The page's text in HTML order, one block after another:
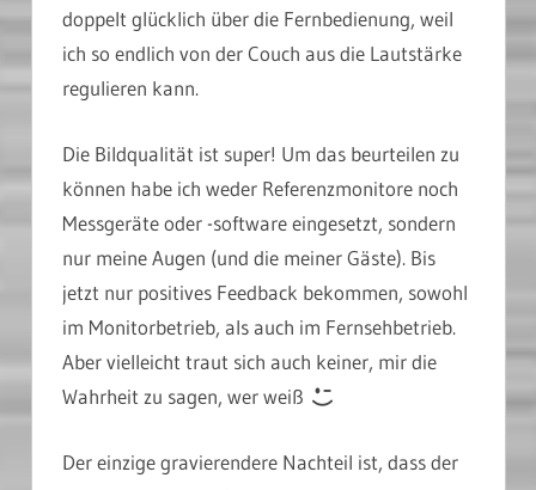
doppelt glücklich über die Fernbedienung, weil
ich so endlich von der Couch aus die Lautstärke
regulieren kann.
Die Bildqualität ist super! Um das beurteilen zu
können habe ich weder Referenzmonitore noch
Messgeräte oder -software eingesetzt, sondern
nur meine Augen (und die meiner Gäste). Bis
jetzt nur positives Feedback bekommen, sowohl
im Monitorbetrieb, als auch im Fernsehbetrieb.
Aber vielleicht traut sich auch keiner, mir die
Wahrheit zu sagen, wer weiß
Der einzige gravierendere Nachteil ist, dass der